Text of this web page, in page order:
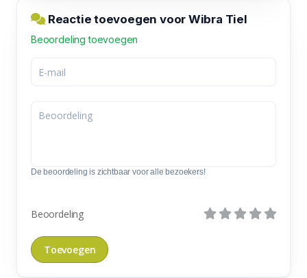
Reactie toevoegen voor Wibra Tiel
Beoordeling toevoegen
De beoordeling is zichtbaar voor alle bezoekers!
Beoordeling